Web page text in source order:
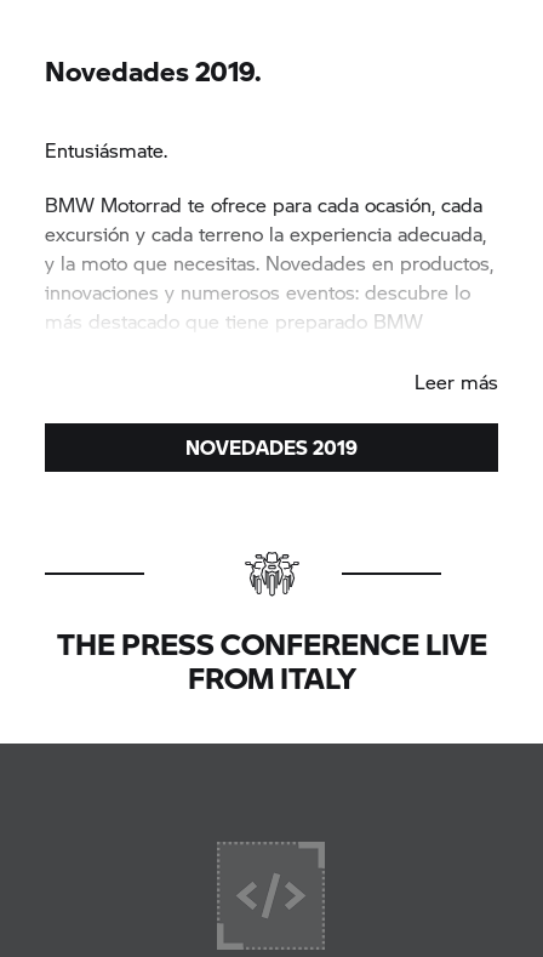
Novedades 2019.
Entusiásmate.
BMW Motorrad te ofrece para cada ocasión, cada
excursión y cada terreno la experiencia adecuada,
y la moto que necesitas. Novedades en productos,
innovaciones y numerosos eventos: descubre lo
más destacado que tiene preparado BMW
Leer más
NOVEDADES 2019
THE PRESS CONFERENCE LIVE
FROM ITALY